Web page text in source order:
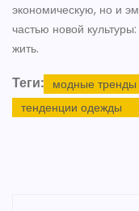
экономическую, но и
частью новой
жить.
Теги: модные
тенденции одежды